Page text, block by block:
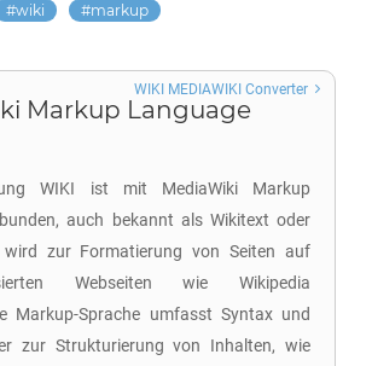
wiki markup
Markup Language
WIKI ist mit MediaWiki Markup
auch bekannt als Wikitext oder
wird zur Formatierung von Seiten auf
Webseiten wie Wikipedia
Markup-Sprache umfasst Syntax und
zur Strukturierung von Inhalten, wie
WIKI MEDIAWIKI Converter